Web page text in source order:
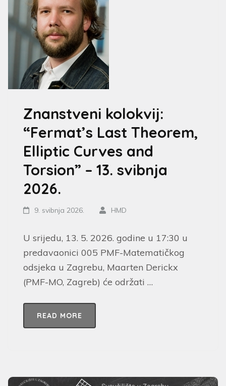
Znanstveni kolokvij:
“Fermat’s Last Theorem,
Elliptic Curves and
Torsion” – 13. svibnja
2026.
9. svibnja 2026. HMD
U srijedu, 13. 5. 2026. godine u 17:30 u
predavaonici 005 PMF-Matematičkog
odsjeka u Zagrebu, Maarten Derickx
(PMF-MO, Zagreb) će održati …
READ MORE